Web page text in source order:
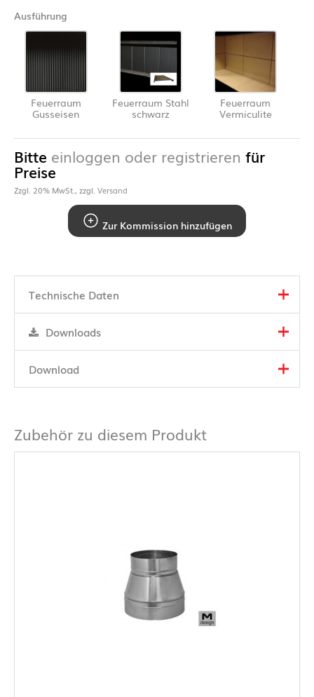
Ausführung
Feuerraum
Gusseisen
Feuerraum Stahl
schwarz
Feuerraum
Vermiculite
Bitte einloggen oder registrieren für
Preise
Zzgl. 20% MwSt., zzgl. Versand
Zur Kommission hinzufügen
Technische Daten
Downloads
Download
Zubehör zu diesem Produkt